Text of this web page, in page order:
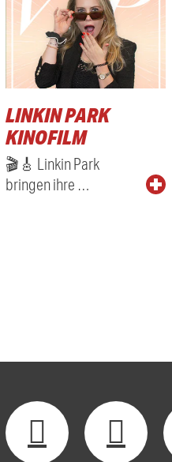
LINKIN PARK
KINOFILM
🎬🎸 Linkin Park
bringen ihre …